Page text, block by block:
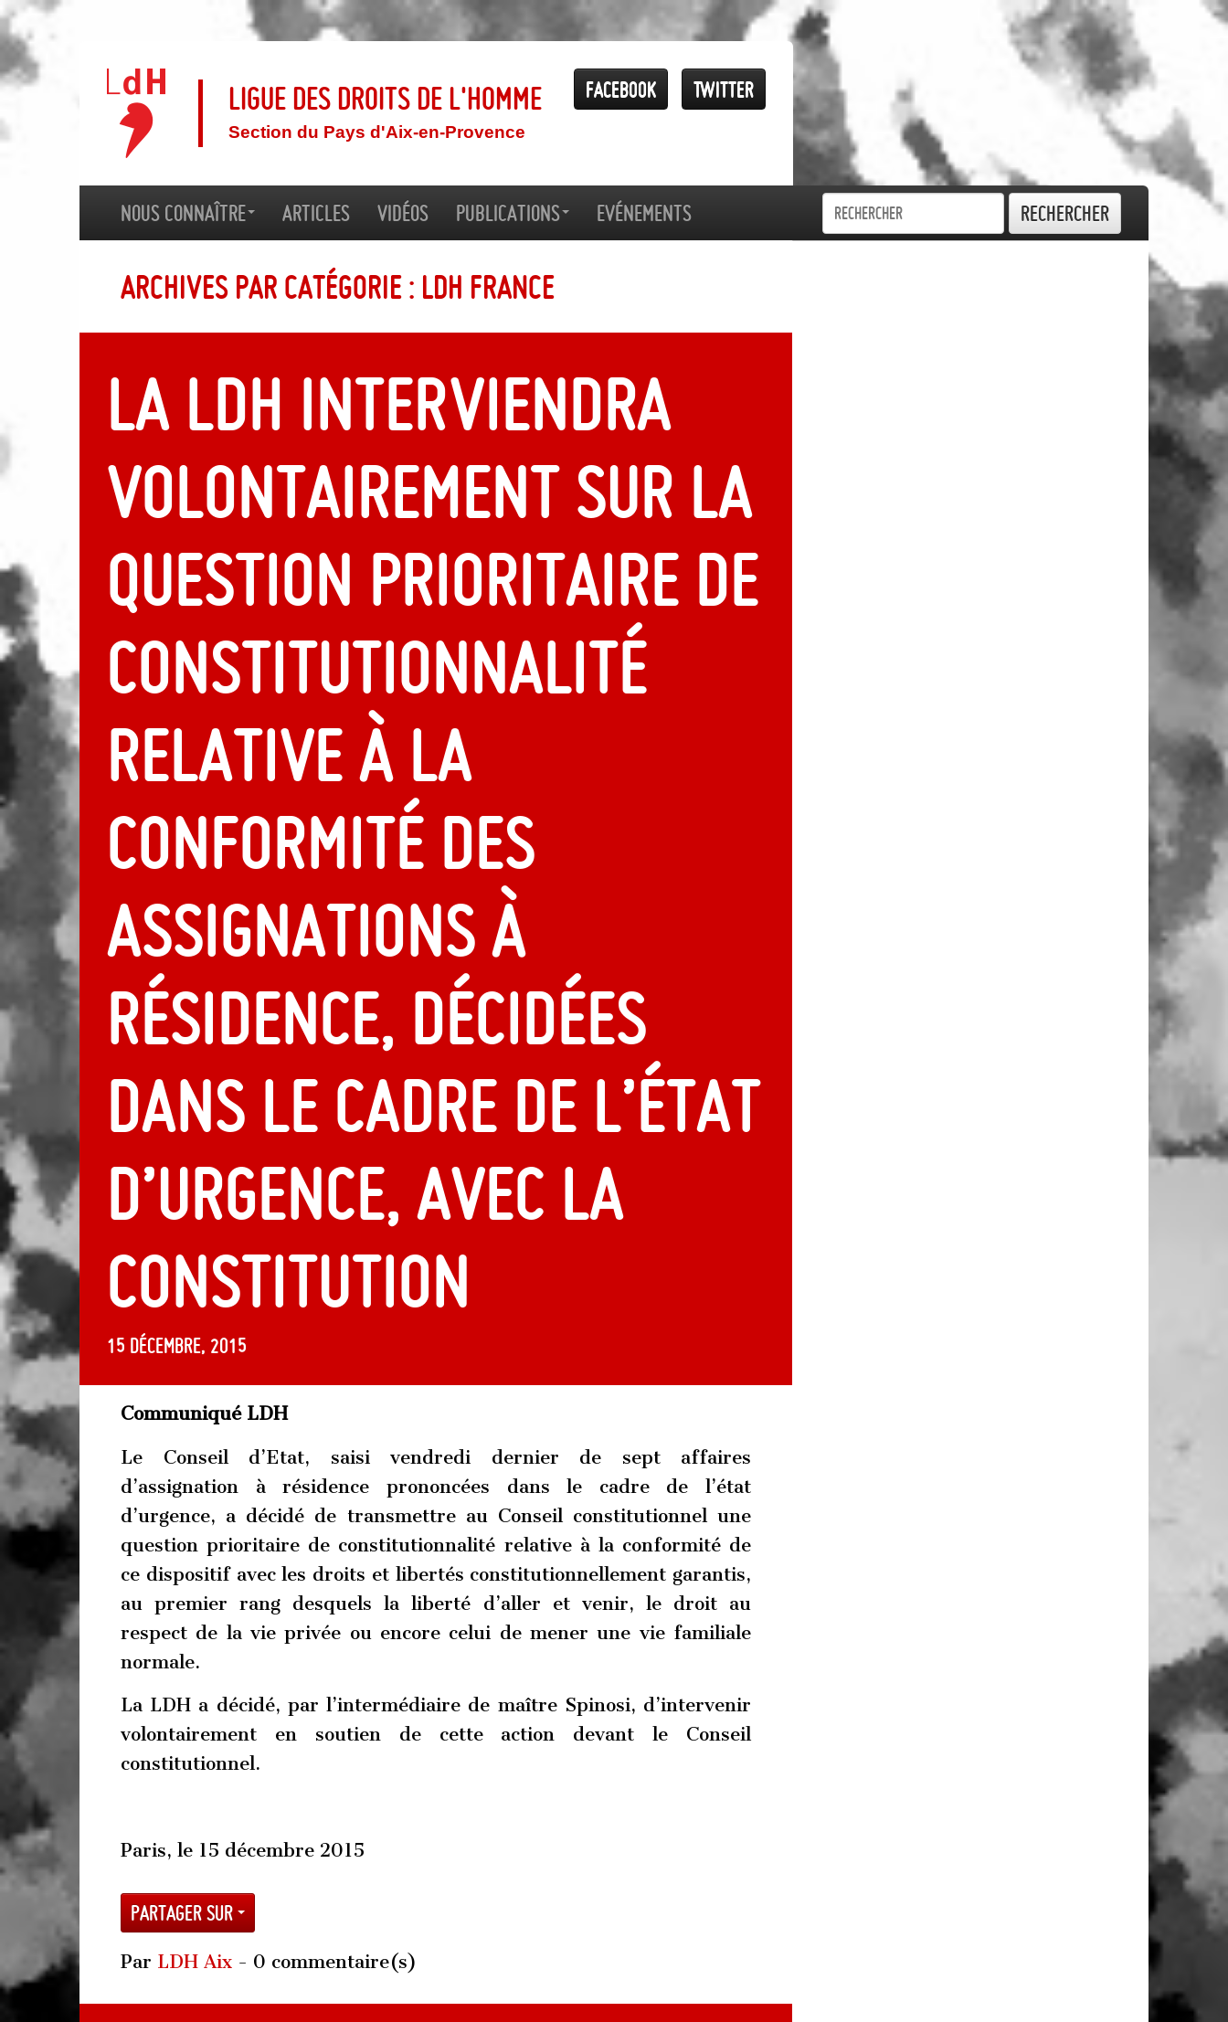
Twitter
Facebook
Ligue des droits de l'Homme
Section du Pays d'Aix-en-Provence
Nous connaître Articles Vidéos Publications Evénements Rechercher
Archives par catégorie : LDH France
La LDH interviendra
volontairement sur la
question prioritaire de
constitutionnalité
relative à la
conformité des
assignations à
résidence, décidées
dans le cadre de l’état
d’urgence, avec la
Constitution
15 décembre, 2015
Communiqué LDH
Le Conseil d’Etat, saisi vendredi dernier de sept affaires
d’assignation à résidence prononcées dans le cadre de l’état
d’urgence, a décidé de transmettre au Conseil constitutionnel une
question prioritaire de constitutionnalité relative à la conformité de
ce dispositif avec les droits et libertés constitutionnellement garantis,
au premier rang desquels la liberté d’aller et venir, le droit au
respect de la vie privée ou encore celui de mener une vie familiale
normale.
La LDH a décidé, par l’intermédiaire de maître Spinosi, d’intervenir
volontairement en soutien de cette action devant le Conseil
constitutionnel.
Paris, le 15 décembre 2015
Partager sur
Par LDH Aix - 0 commentaire(s)